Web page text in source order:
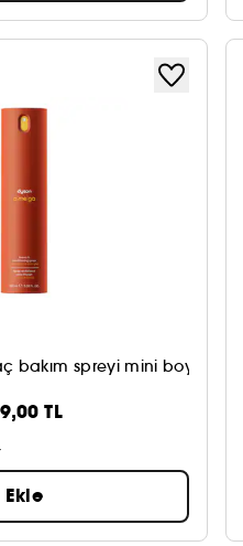
bakım spreyi mini boy
TL
Ekle